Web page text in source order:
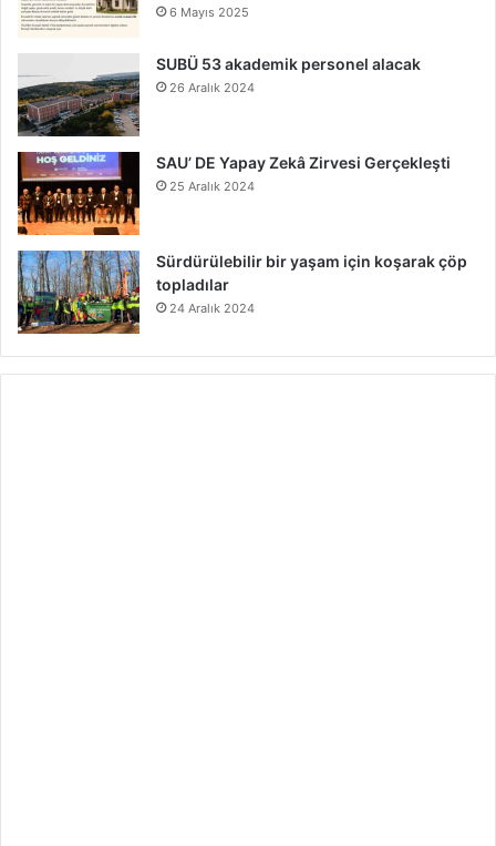
6 Mayıs 2025
SUBÜ 53 akademik personel alacak
26 Aralık 2024
SAU’ DE Yapay Zekâ Zirvesi Gerçekleşti
25 Aralık 2024
Sürdürülebilir bir yaşam için koşarak çöp
topladılar
24 Aralık 2024